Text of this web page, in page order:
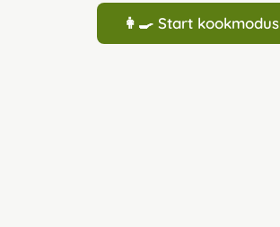
👩‍🍳 Start kookmodus